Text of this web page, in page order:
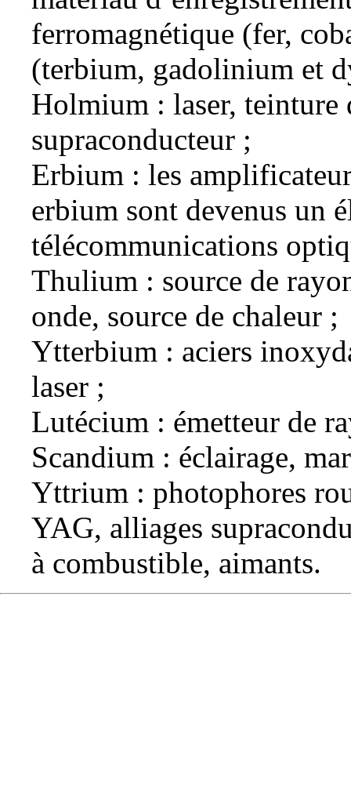
ferromagnétique (fer,
(terbium, gadolinium et
Holmium : laser, teinture
supraconducteur ;
Erbium : les
erbium sont devenus un
télécommunications
Thulium : source de
onde, source de chaleur ;
Ytterbium : aciers
laser ;
Lutécium : émetteur de
Scandium : éclairage,
Yttrium : photophores
YAG, alliages
à combustible, aimants.